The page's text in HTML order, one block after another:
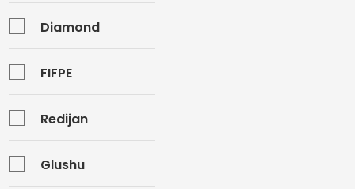
Diamond
FIFPE
Redijan
Glushu